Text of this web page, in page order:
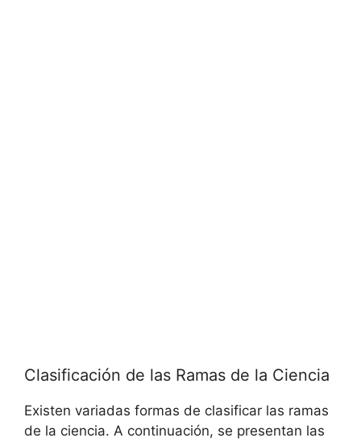
Clasificación de las Ramas de la Ciencia
Existen variadas formas de clasificar las ramas
de la ciencia. A continuación, se presentan las